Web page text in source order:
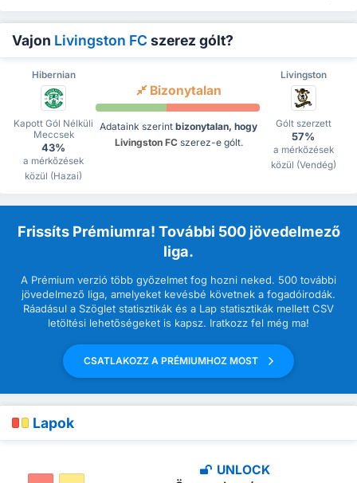
Vajon Livingston FC szerez gólt?
Hibernian Livingston
Kapott Gól Nélküli
Meccsek
43%
a mérkőzések
közül (Hazai)
Bizonytalan
Adataink szerint bizonytalan, hogy
Livingston FCszerez-e gólt.
Gólt szerzett
57%
a mérkőzések
közül (Vendég)
Frissíts Prémiumra! További 500 jövedelmező
liga.
A Prémium verzió több győzelmet fog hozni neked. 500 további
jövedelmező liga, amelyeket kevésbé követnek a fogadóirodák.
Ráadásul a Szöglet statisztikák és a Lap statisztikák mellett CSV
letöltési lehetőségeket is kapsz. Iratkozz fel még ma!
CSATLAKOZZ A PRÉMIUMHOZ MOST
Lapok
UNLOCK